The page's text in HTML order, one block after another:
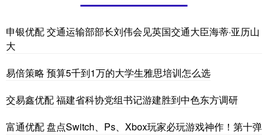
申银优配 交通运输部部长刘伟会见英国交通大臣海蒂·亚历山
大
易倍策略 预算5千到1万的大学生雅思培训怎么选
交易鑫优配 福建省科协党组书记游建胜到中色东方调研
富通优配 盘点Switch、Ps、Xbox玩家必玩游戏神作！第十弹